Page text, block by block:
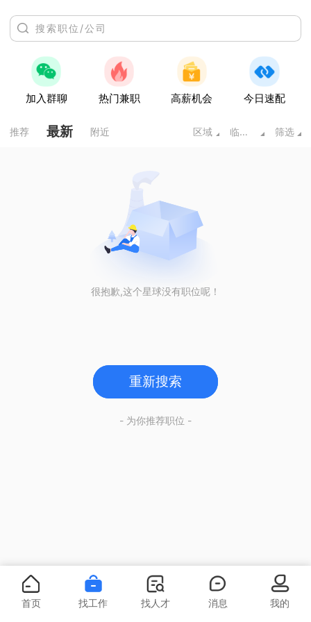
加入群聊 热门兼职 高薪机会 今日速配
推荐 最新 附近 区域 临床医学类 筛选
很抱歉,这个星球没有职位呢！
重新搜索
- 为你推荐职位 -
首页 找工作 找人才 消息 我的